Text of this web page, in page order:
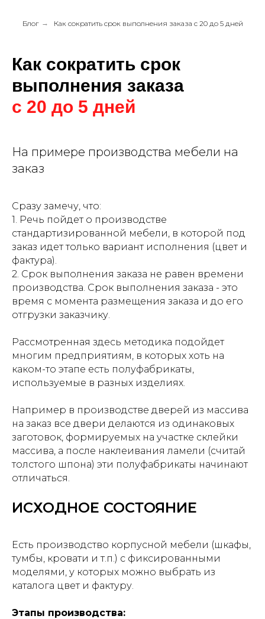
Блог → Как сократить срок выполнения заказа с 20 до 5 дней
Как сократить срок
выполнения заказа
с 20 до 5 дней
На примере производства мебели на
заказ
Сразу замечу, что:
1. Речь пойдет о производстве
стандартизированной мебели, в которой под
заказ идет только вариант исполнения (цвет и
фактура).
2. Срок выполнения заказа не равен времени
производства. Срок выполнения заказа - это
время с момента размещения заказа и до его
отгрузки заказчику.
Рассмотренная здесь методика подойдет
многим предприятиям, в которых хоть на
каком-то этапе есть полуфабрикаты,
используемые в разных изделиях.
Например в производстве дверей из массива
на заказ все двери делаются из одинаковых
заготовок, формируемых на участке склейки
массива, а после наклеивания ламели (считай
толстого шпона) эти полуфабрикаты начинают
отличаться.
ИСХОДНОЕ СОСТОЯНИЕ
Есть производство корпусной мебели (шкафы,
тумбы, кровати и т.п.) с фиксированными
моделями, у которых можно выбрать из
каталога цвет и фактуру.
Этапы производства: